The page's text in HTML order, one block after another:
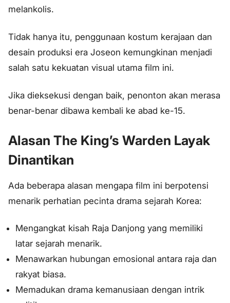
melankolis.
Tidak hanya itu, penggunaan kostum kerajaan dan
desain produksi era Joseon kemungkinan menjadi
salah satu kekuatan visual utama film ini.
Jika dieksekusi dengan baik, penonton akan merasa
benar-benar dibawa kembali ke abad ke-15.
Alasan The King’s Warden Layak
Dinantikan
Ada beberapa alasan mengapa film ini berpotensi
menarik perhatian pecinta drama sejarah Korea:
Mengangkat kisah Raja Danjong yang memiliki
latar sejarah menarik.
Menawarkan hubungan emosional antara raja dan
rakyat biasa.
Memadukan drama kemanusiaan dengan intrik